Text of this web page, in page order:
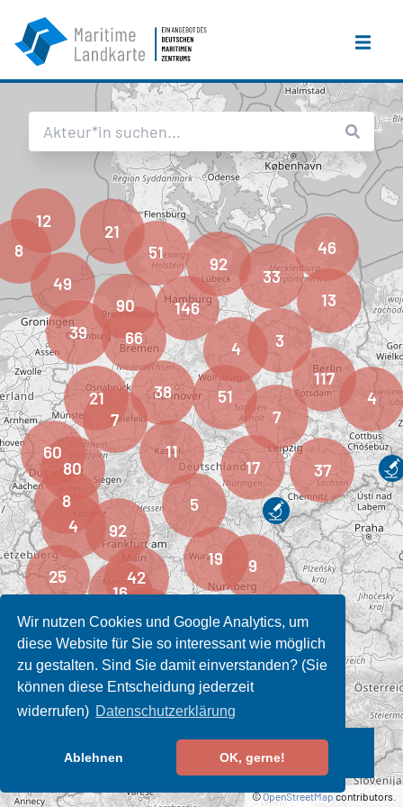
Wir nutzen Cookies und Google Analytics, um
diese Website für Sie so interessant wie möglich
zu gestalten. Sind Sie damit einverstanden? (Sie
können diese Entscheidung jederzeit
widerrufen) Datenschutzerklärung
Ablehnen OK, gerne!
©OpenStreetMapcontributors.
Alle (1083) Filter (0)